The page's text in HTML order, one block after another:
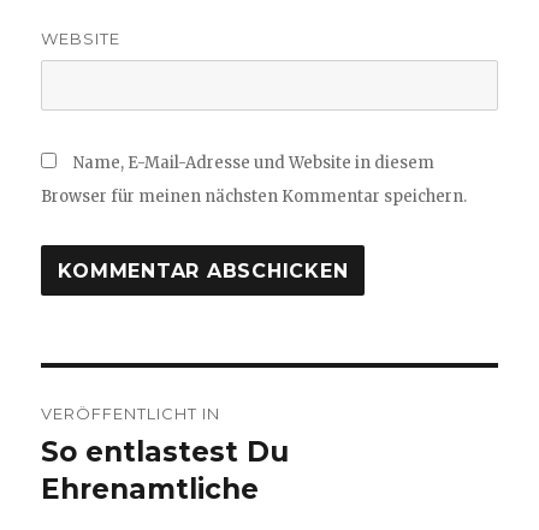
WEBSITE
Name, E-Mail-Adresse und Website in diesem
Browser für meinen nächsten Kommentar speichern.
VERÖFFENTLICHT IN
So entlastest Du
Ehrenamtliche